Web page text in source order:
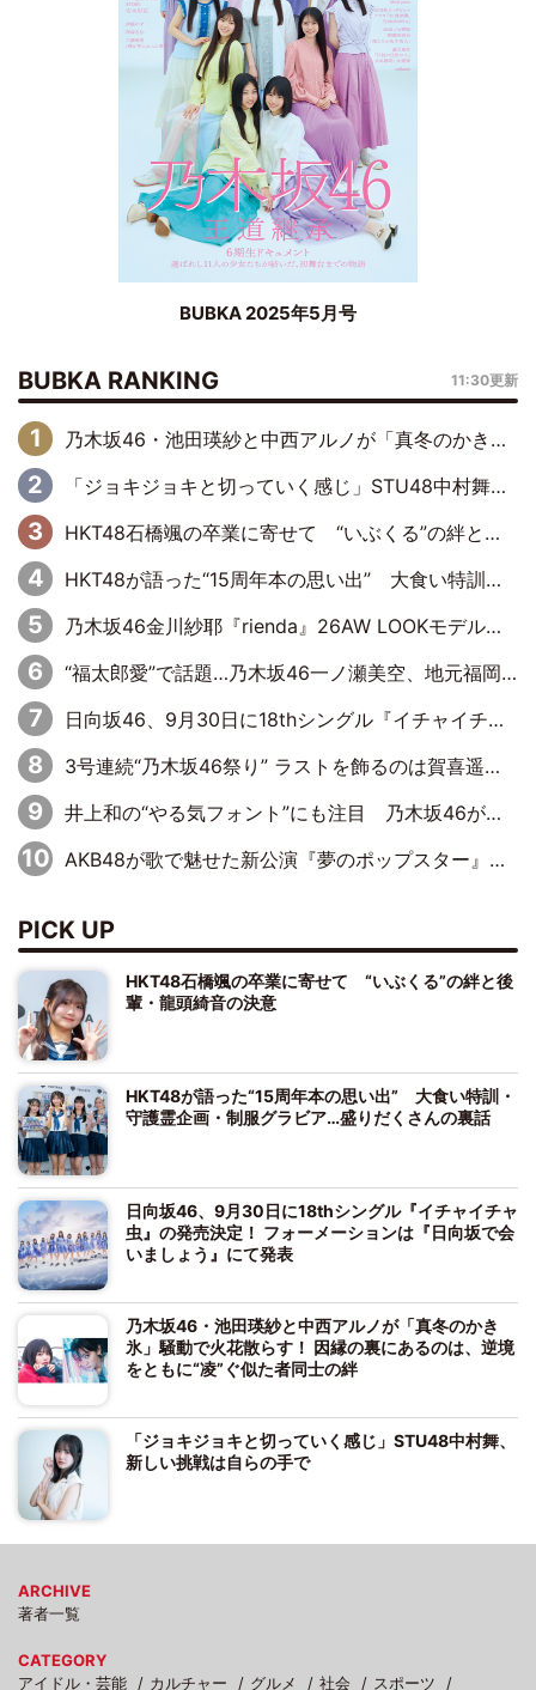
BUBKA 2025年5月号
BUBKA RANKING 11:30更新
乃木坂46・池田瑛紗と中西アルノが「真冬のかき氷」騒動で火花散らす！ 因縁の裏にあるのは、逆境をともに“凌”ぐ似た者同士の絆
「ジョキジョキと切っていく感じ」STU48中村舞、新しい挑戦は自らの手で
HKT48石橋颯の卒業に寄せて “いぶくる”の絆と後輩・龍頭綺音の決意
HKT48が語った“15周年本の思い出” 大食い特訓・守護霊企画・制服グラビア…盛りだくさんの裏話
乃木坂46金川紗耶『rienda』26AW LOOKモデルに就任
“福太郎愛”で話題…乃木坂46一ノ瀬美空、地元福岡『めんべい25周年トップサポーター』に就任
日向坂46、9月30日に18thシングル『イチャイチャ虫』の発売決定！ フォーメーションは『日向坂で会いましょう』にて発表
3号連続“乃木坂46祭り” ラストを飾るのは賀喜遥香…5年ぶりの登場に「5年分大人になった私を見ていただけたら」
井上和の“やる気フォント”にも注目 乃木坂46が挑んだ書道パフォーマンスの舞台裏
AKB48が歌で魅せた新公演『夢のポップスター』 初日から全身全霊のステージ
PICK UP
HKT48石橋颯の卒業に寄せて “いぶくる”の絆と後
輩・龍頭綺音の決意
HKT48が語った“15周年本の思い出” 大食い特訓・
守護霊企画・制服グラビア…盛りだくさんの裏話
日向坂46、9月30日に18thシングル『イチャイチャ
虫』の発売決定！ フォーメーションは『日向坂で会
いましょう』にて発表
乃木坂46・池田瑛紗と中西アルノが「真冬のかき
氷」騒動で火花散らす！ 因縁の裏にあるのは、逆境
をともに“凌”ぐ似た者同士の絆
「ジョキジョキと切っていく感じ」STU48中村舞、
新しい挑戦は自らの手で
ARCHIVE
著者一覧
CATEGORY
アイドル・芸能
カルチャー グルメ 社会 スポーツ